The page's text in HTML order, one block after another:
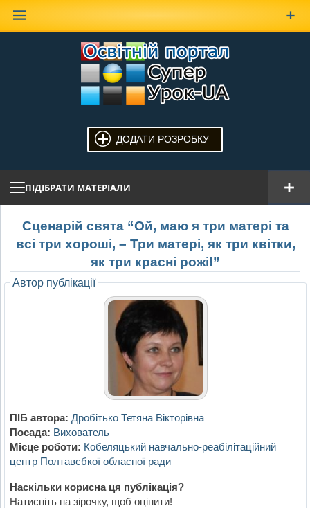
ДОДАТИ РОЗРОБКУ
ПІДІБРАТИ МАТЕРІАЛИ
Сценарій свята “Ой, маю я три матері та
всі три хороші, – Три матері, як три квітки,
як три красні рожі!”
Автор публікації
ПІБ автора: Дробітько Тетяна Вікторівна
Посада: Вихователь
Місце роботи: Кобеляцький навчально-реабілітаційний
центр Полтавсбкої обласної ради
Наскільки корисна ця публікація?
Натисніть на зірочку, щоб оцінити!